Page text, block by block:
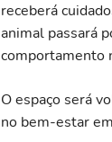
receberá
animal passará
comportamento
O espaço será
no bem-estar